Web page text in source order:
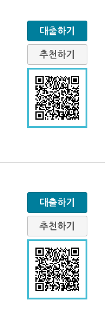
대출하기
추천하기
대출하기
추천하기